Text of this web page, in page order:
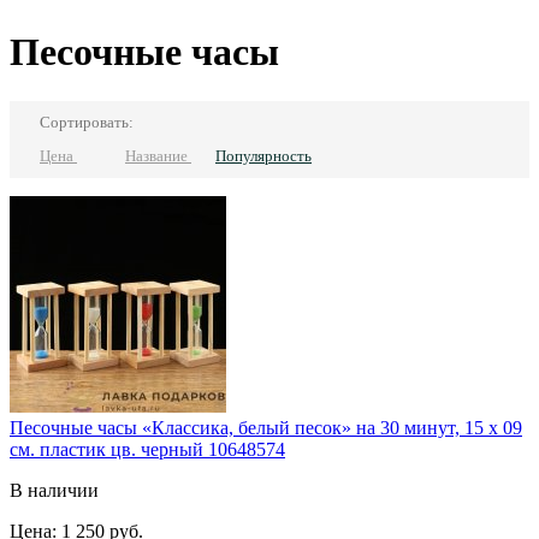
Песочные часы
Сортировать:
Цена
Название Популярность
Песочные часы «Классика, белый песок» на 30 минут, 15 х 09
см. пластик цв. черный 10648574
В наличии
Цена: 1 250 руб.